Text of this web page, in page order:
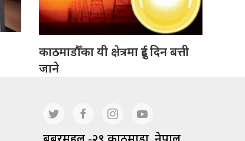
काठमाडौँका यी क्षेत्रमा दुई दिन बत्ती
जाने